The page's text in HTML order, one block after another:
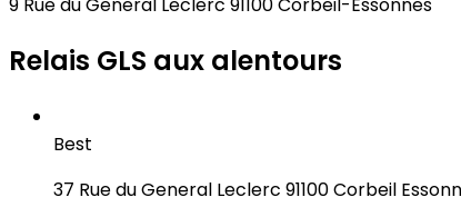
Relais GLS aux alentours
Best
37 Rue du General Leclerc 91100 Corbeil